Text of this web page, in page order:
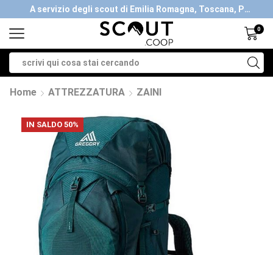
A servizio degli scout di Emilia Romagna, Toscana, Piemonte, Valle d'Aosta- Gratis la spedizione con ordini > €40
0
Home ATTREZZATURA ZAINI
IN SALDO 50%